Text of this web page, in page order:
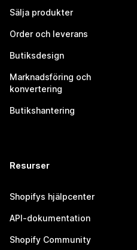
Sälja produkter
Order och leverans
Butiksdesign
Marknadsföring och
konvertering
Butikshantering
Resurser
Shopifys hjälpcenter
API-dokumentation
Shopify Community